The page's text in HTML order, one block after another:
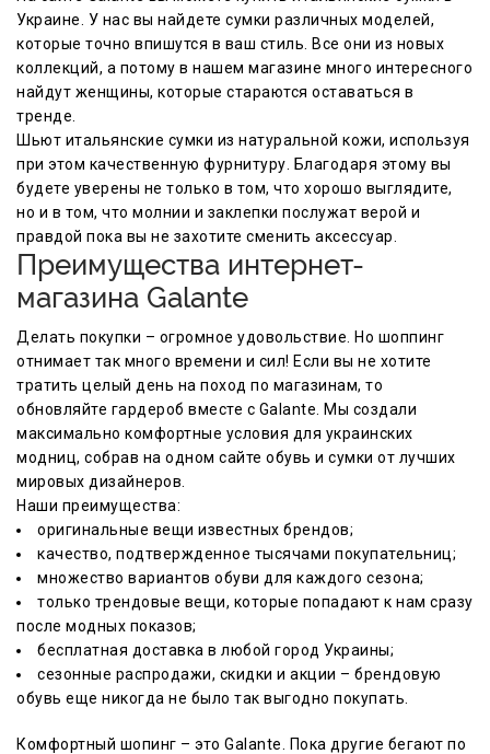
Украине. У нас вы найдете сумки различных моделей,
которые точно впишутся в ваш стиль. Все они из новых
коллекций, а потому в нашем магазине много интересного
найдут женщины, которые стараются оставаться в
тренде.
Шьют итальянские сумки из натуральной кожи, используя
при этом качественную фурнитуру. Благодаря этому вы
будете уверены не только в том, что хорошо выглядите,
но и в том, что молнии и заклепки послужат верой и
правдой пока вы не захотите сменить аксессуар.
Преимущества интернет-
магазина Galante
Делать покупки – огромное удовольствие. Но шоппинг
отнимает так много времени и сил! Если вы не хотите
тратить целый день на поход по магазинам, то
обновляйте гардероб вместе с Galante. Мы создали
максимально комфортные условия для украинских
модниц, собрав на одном сайте обувь и сумки от лучших
мировых дизайнеров.
Наши преимущества:
оригинальные вещи известных брендов;
качество, подтвержденное тысячами покупательниц;
множество вариантов обуви для каждого сезона;
только трендовые вещи, которые попадают к нам сразу
после модных показов;
бесплатная доставка в любой город Украины;
сезонные распродажи, скидки и акции – брендовую
обувь еще никогда не было так выгодно покупать.
Комфортный шопинг – это Galante. Пока другие бегают по